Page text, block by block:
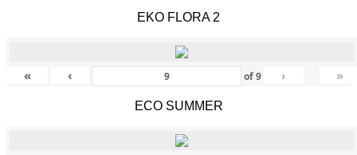
EKO FLORA 2
« ‹ of9 › »
ECO SUMMER